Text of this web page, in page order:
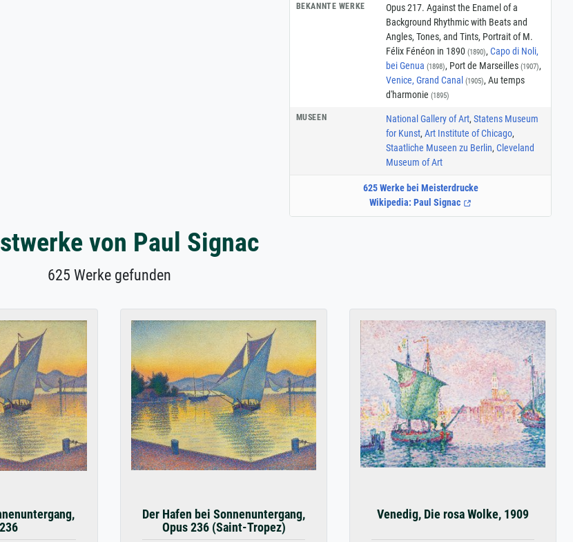
BEKANNTE WERKE
Opus 217. Against the Enamel of a
Background Rhythmic with Beats and
Angles, Tones, and Tints, Portrait of M.
Félix Fénéon in 1890 (1890), Capo di Noli,
bei Genua (1898), Port de Marseilles (1907),
Venice, Grand Canal (1905), Au temps
d'harmonie (1895)
MUSEEN National Gallery of Art, Statens Museum
for Kunst, Art Institute of Chicago,
Staatliche Museen zu Berlin, Cleveland
Museum of Art
625 Werke bei Meisterdrucke
Wikipedia: Paul Signac
von Paul Signac
625 Werke gefunden
Der Hafen bei Sonnenuntergang,
Opus 236 (Saint-Tropez)
Venedig, Die rosa Wolke, 1909